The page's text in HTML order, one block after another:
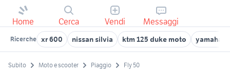
Home Cerca Vendi Messaggi
Ricerche xr 600 nissan silvia ktm 125 duke moto yamaha
Subito Moto e scooter Piaggio Fly 50